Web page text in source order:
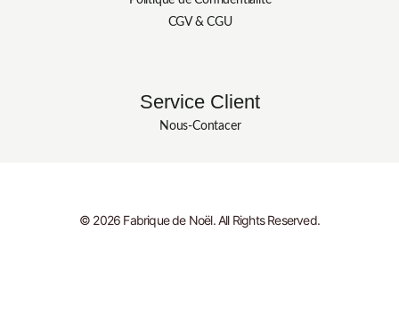
CGV & CGU
Service Client
Nous-Contacer
© 2026 Fabrique de Noël. All Rights Reserved.